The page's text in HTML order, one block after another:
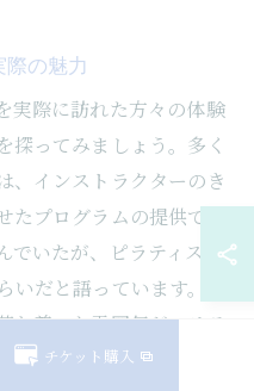
の魅力
実際に訪れた方々の体験
探ってみましょう。多く
、インストラクターのき
たプログラムの提供で
でいたが、ピラティスを
だと語っています。ま
ち着いた雰囲気が、リラ
できると高評価です。こ
チケット購入